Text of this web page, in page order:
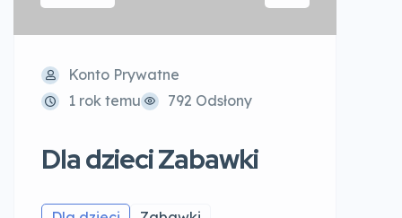
Konto Prywatne
1 rok temu
792 Odsłony
Dla dzieci Zabawki